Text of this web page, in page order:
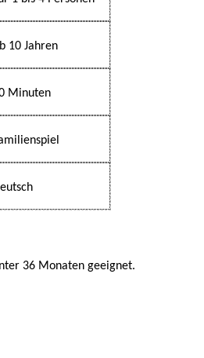
10 Jahren
Minuten
36 Monaten geeignet.